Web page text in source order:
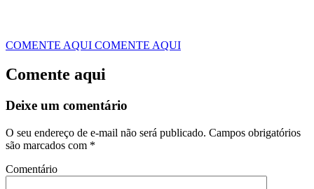
COMENTE AQUI COMENTE AQUI
Comente aqui
Deixe um comentário
O seu endereço de e-mail não será publicado. Campos obrigatórios
são marcados com *
Comentário